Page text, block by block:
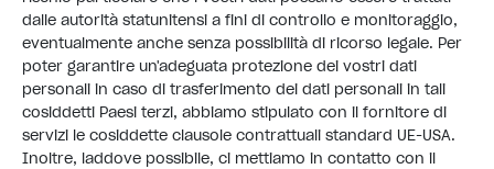
dalle autorità statunitensi a fini di controllo e monitoraggio,
eventualmente anche senza possibilità di ricorso legale. Per
poter garantire un'adeguata protezione dei vostri dati
personali in caso di trasferimento dei dati personali in tali
cosiddetti Paesi terzi, abbiamo stipulato con il fornitore di
servizi le cosiddette clausole contrattuali standard UE-USA.
Inoltre, laddove possibile, ci mettiamo in contatto con il